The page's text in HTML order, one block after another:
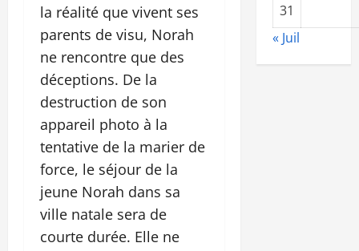
la réalité que vivent ses
parents de visu, Norah
ne rencontre que des
déceptions. De la
destruction de son
appareil photo à la
tentative de la marier de
force, le séjour de la
jeune Norah dans sa
ville natale sera de
courte durée. Elle ne
31
« Juil